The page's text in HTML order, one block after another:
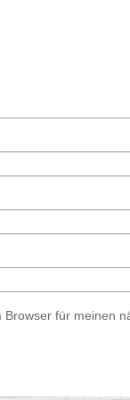
für meinen